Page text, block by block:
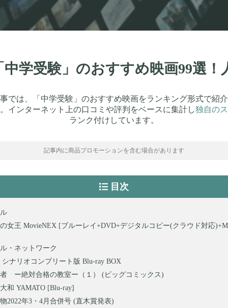
中学受験」のおすすめ映画99選
では、「中学受験」のおすすめ映画をランキング形式で紹
インターネット上の口コミや評判をベースに集計し独自の
ランク付けしています。
記事内に商品プロモーションを含む場合があります
目次
女王 MovieNEX [ブルーレイ+DVD+デジタルコピー(クラウド対応
・ネットワーク
ナリオコンプリート版 Blu-ray BOX
ー絶対合格の教室ー（１） (ビッグコミックス)
和 YAMATO [Blu-ray]
2022年3・4月合併号 (直木賞発表)